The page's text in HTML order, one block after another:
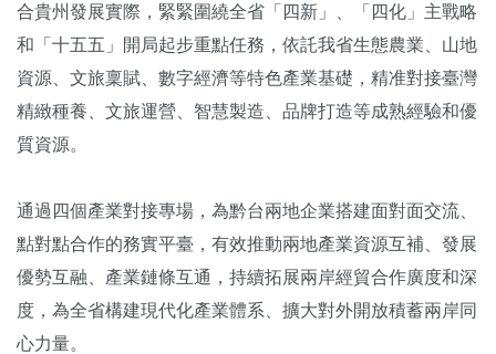
合貴州發展實際，緊緊圍繞全省「四新」、「四化」主戰略
和「十五五」開局起步重點任務，依託我省生態農業、山地
資源、文旅稟賦、數字經濟等特色產業基礎，精准對接臺灣
精緻種養、文旅運營、智慧製造、品牌打造等成熟經驗和優
質資源。
通過四個產業對接專場，為黔台兩地企業搭建面對面交流、
點對點合作的務實平臺，有效推動兩地產業資源互補、發展
優勢互融、產業鏈條互通，持續拓展兩岸經貿合作廣度和深
度，為全省構建現代化產業體系、擴大對外開放積蓄兩岸同
心力量。